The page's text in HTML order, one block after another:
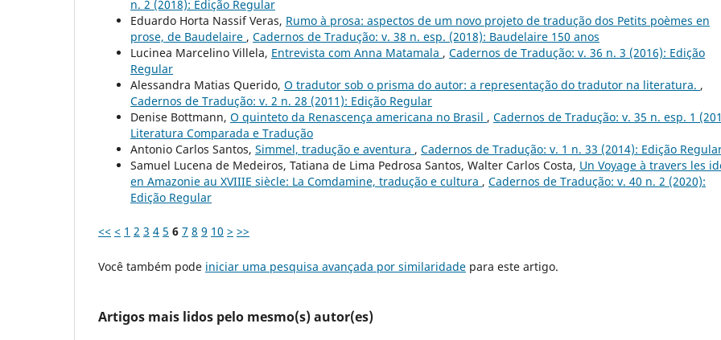
n. 2 (2018): Edição Regular
Eduardo Horta Nassif Veras, Rumo à prosa: aspectos de um novo projeto de tradução dos Petits poèmes en
prose, de Baudelaire , Cadernos de Tradução: v. 38 n. esp. (2018): Baudelaire 150 anos
Lucinea Marcelino Villela, Entrevista com Anna Matamala , Cadernos de Tradução: v. 36 n. 3 (2016): Edição
Regular
Alessandra Matias Querido, O tradutor sob o prisma do autor: a representação do tradutor na literatura. ,
Cadernos de Tradução: v. 2 n. 28 (2011): Edição Regular
Denise Bottmann, O quinteto da Renascença americana no Brasil , Cadernos de Tradução: v. 35 n. esp. 1
Literatura Comparada e Tradução
Antonio Carlos Santos, Simmel, tradução e aventura , Cadernos de Tradução: v. 1 n. 33 (2014): Edição
Samuel Lucena de Medeiros, Tatiana de Lima Pedrosa Santos, Walter Carlos Costa, Un Voyage à travers les
en Amazonie au XVIIIE siècle: La Comdamine, tradução e cultura , Cadernos de Tradução: v. 40 n. 2 (2020):
Edição Regular
<< < 1 2 3 4 5 6 7 8 9 10 > >>
Você também pode iniciar uma pesquisa avançada por similaridade para este artigo.
Artigos mais lidos pelo mesmo(s) autor(es)